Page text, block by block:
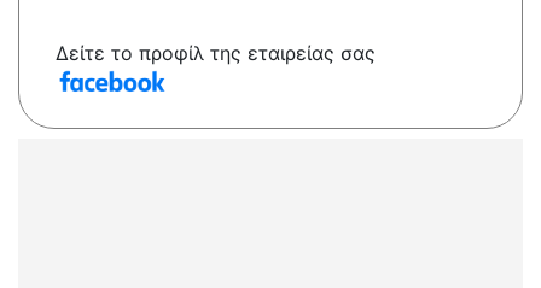
Δείτε το προφίλ της εταιρείας σας